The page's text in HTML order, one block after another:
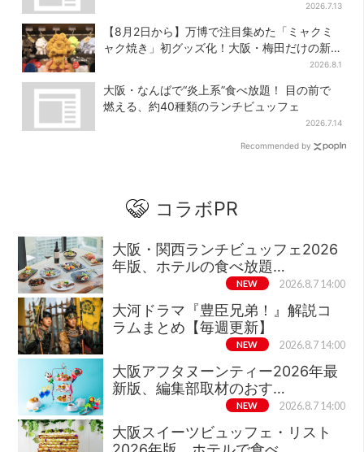
2026.7.13
【8月2日から】万博で注目集めた「ミャクミ
ャク焼き」初グッズ化！大阪・梅田だけの新
2026.8.1
大阪・なんばで“炎上系”食べ放題！ 目の前で
燃える、約40種類のランチビュッフェ
2026.7.14
Recommended by
コラボPR
大阪・関西ランチビュッフェ2026
年版、ホテルの食べ放題…
NEW 2026.8.7 14:00
大河ドラマ『豊臣兄弟！』解説コ
ラムまとめ【毎週更新】
NEW 2026.8.7 14:00
大阪アフタヌーンティー2026年最
新版、編集部取材のおす…
NEW 2026.8.7 14:00
大阪スイーツビュッフェ・リスト